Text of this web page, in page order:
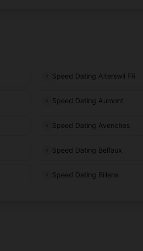
Speed Dating Alterswil FR
Speed Dating Aumont
Speed Dating Avenches
Speed Dating Belfaux
Speed Dating Billens